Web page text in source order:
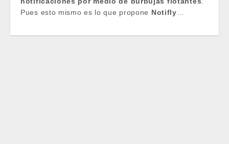
Pues esto mismo es lo que propone Notifly